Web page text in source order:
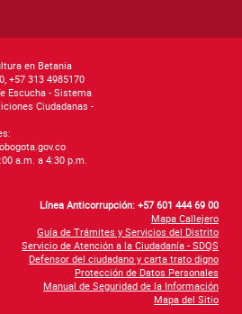
en Betania
+57 313 4985170
Escucha - Sistema
Ciudadanas -
a.m. a 4:30 p.m.
Línea Anticorrupción: +57 601 444 69 00
Mapa Callejero
Guía de Trámites y Servicios del Distrito
Servicio de Atención a la Ciudadanía - SDQS
Defensor del ciudadano y carta trato digno
Protección de Datos Personales
Manual de Seguridad de la Información
Mapa del Sitio